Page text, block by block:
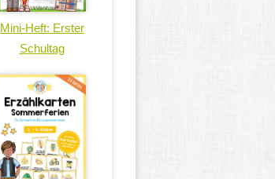
Mini-Heft: Erster
Schultag